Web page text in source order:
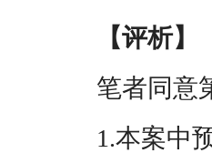
【评析】
笔者同意第
1.本案中预